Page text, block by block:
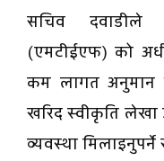
सचिव दवाडीले
(एमटीईएफ) को
कम लागत अनुमान
खरिद स्वीकृति लेखा
व्यवस्था